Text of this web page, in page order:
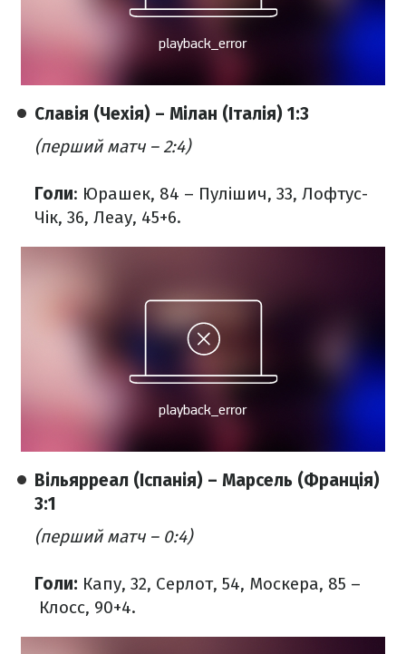
Славія (Чехія) – Мілан (Італія) 1:3
(перший матч – 2:4)
Голи: Юрашек, 84 – Пулішич, 33, Лофтус-
Чік, 36, Леау, 45+6.
Вільярреал (Іспанія) – Марсель (Франція)
3:1
(перший матч – 0:4)
Голи: Капу, 32, Серлот, 54, Москера, 85 –
Клосс, 90+4.